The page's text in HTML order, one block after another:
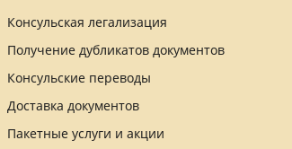
Консульская легализация
Получение дубликатов документов
Консульские переводы
Доставка документов
Пакетные услуги и акции